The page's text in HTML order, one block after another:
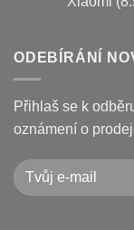
Kugoo
opravit
s
displeje
Xiaomi
Pro
a
jak
je
textu
s
vyměnit
pneumatiku
na
(8.5″
vs
10″,
duše
ODEBÍRÁNÍ
Přihlaš se k
oznámení o